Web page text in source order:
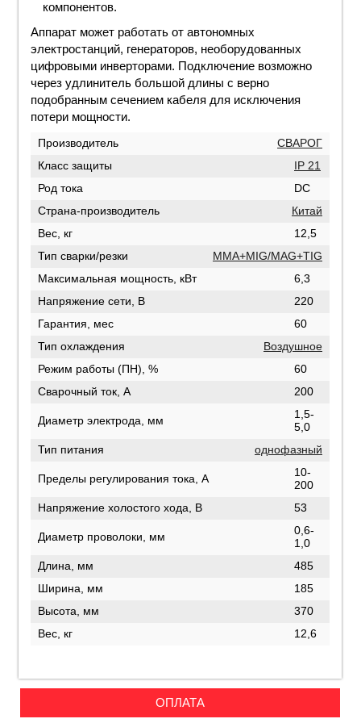
компонентов.
Аппарат может работать от автономных
электростанций, генераторов, необорудованных
цифровыми инверторами. Подключение возможно
через удлинитель большой длины с верно
подобранным сечением кабеля для исключения
потери мощности.
Производитель
СВАРОГ
Класс защиты
IP 21
Род тока
DC
Страна-производитель
Китай
Вес, кг
12,5
Тип сварки/резки
MMA+MIG/MAG+TIG
Максимальная мощность, кВт
6,3
Напряжение сети, В
220
Гарантия, мес
60
Тип охлаждения
Воздушное
Режим работы (ПН), %
60
Сварочный ток, А
200
Диаметр электрода, мм
1,5-
5,0
Тип питания
однофазный
Пределы регулирования тока, А
10-
200
Напряжение холостого хода, В
53
Диаметр проволоки, мм
0,6-
1,0
Длина, мм
485
Ширина, мм
185
Высота, мм
370
Вес, кг
12,6
ОПЛАТА